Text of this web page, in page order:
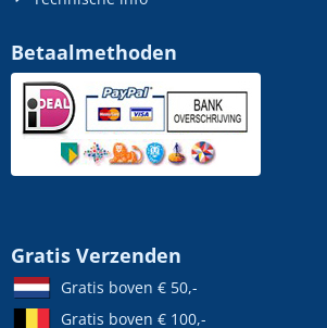
Betaalmethoden
Gratis Verzenden
Gratis boven € 50,-
Gratis boven € 100,-